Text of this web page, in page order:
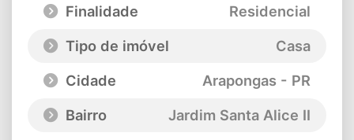
Finalidade
Residencial
Tipo de imóvel
Casa
Cidade
Arapongas - PR
Bairro
Jardim Santa Alice II